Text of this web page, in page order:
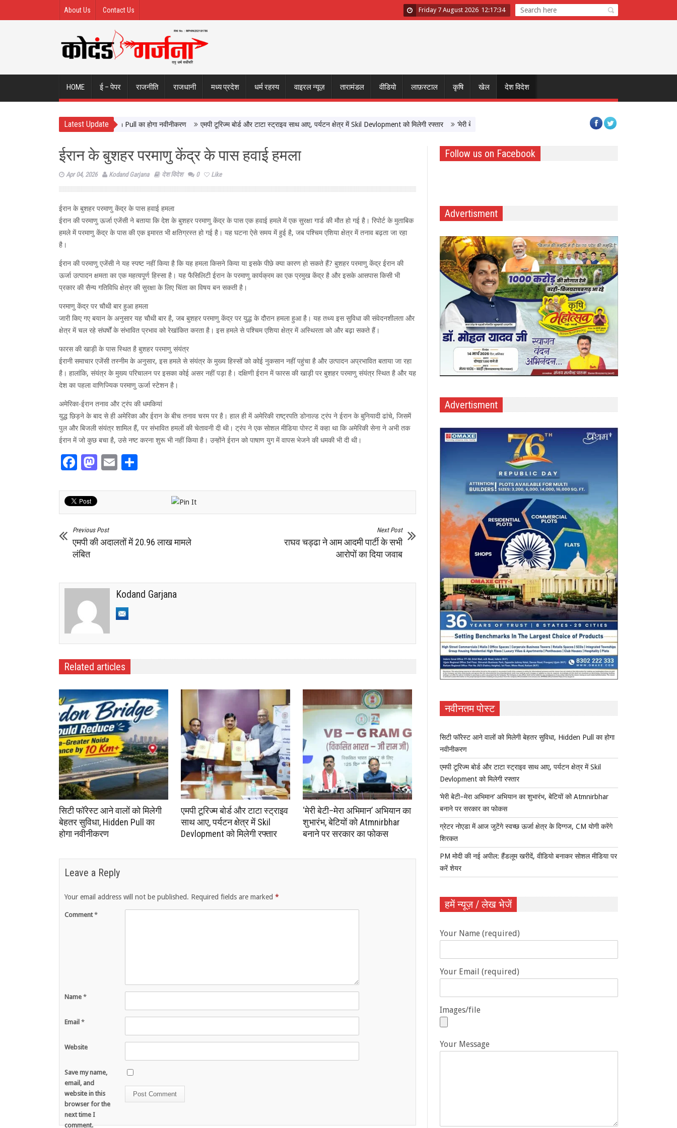
About Us Contact Us Friday 7 August 2026 12:17:34
HOME ई – पेपर राजनीति राजधानी मध्य प्रदेश धर्म रहस्य वाइरल न्यूज़ तारामंडल वीडियो लाफ़स्टाल कृषि खेल देश विदेश
Latest Update
वालों को मिलेगी बेहतर सुविधा, Hidden Pull का होगा नवीनीकरण एमपी टूरिज्म बोर्ड और टाटा स्ट्राइव साथ आए, पर्यटन क्षेत्र में Skil Devlopment को मिलेगी रफ्तार ‘मेरी बेटी–मेरा अभिमान’ अभियान का शुभारंभ, बेटियों को Atmnirbhar बनाने पर सरकार का फोकस
ईरान के बुशहर परमाणु केंद्र के पास हवाई हमला
Apr 04, 2026 Kodand Garjana देश विदेश 0 Like
ईरान के बुशहर परमाणु केंद्र के पास हवाई हमला
ईरान की परमाणु ऊर्जा एजेंसी ने बताया कि देश के बुशहर परमाणु केंद्र के पास एक हवाई हमले में एक सुरक्षा गार्ड की मौत हो गई है। रिपोर्ट के मुताबिक
हमले में परमाणु केंद्र के पास की एक इमारत भी क्षतिग्रस्त हो गई है। यह घटना ऐसे समय में हुई है, जब पश्चिम एशिया क्षेत्र में तनाव बढ़ता जा रहा
है।
ईरान की परमाणु एजेंसी ने यह स्पष्ट नहीं किया है कि यह हमला किसने किया या इसके पीछे क्या कारण हो सकते हैं? बुशहर परमाणु केंद्र ईरान की
ऊर्जा उत्पादन क्षमता का एक महत्वपूर्ण हिस्सा है। यह फैसिलिटी ईरान के परमाणु कार्यक्रम का एक प्रमुख केंद्र है और इसके आसपास किसी भी
प्रकार की सैन्य गतिविधि क्षेत्र की सुरक्षा के लिए चिंता का विषय बन सकती है।
परमाणु केंद्र पर चौथी बार हुआ हमला
जारी किए गए बयान के अनुसार यह चौथी बार है, जब बुशहर परमाणु केंद्र पर युद्ध के दौरान हमला हुआ है। यह तथ्य इस सुविधा की संवेदनशीलता और
क्षेत्र में चल रहे संघर्षों के संभावित प्रभाव को रेखांकित करता है। इस हमले से पश्चिम एशिया क्षेत्र में अस्थिरता को और बढ़ा सकते हैं।
फारस की खाड़ी के पास स्थित है बुशहर परमाणु संयंत्र
ईरानी समाचार एजेंसी तस्नीम के अनुसार, इस हमले से संयंत्र के मुख्य हिस्सों को कोई नुकसान नहीं पहुंचा है और उत्पादन अप्रभावित बताया जा रहा
है। हालांकि, संयंत्र के मुख्य परिचालन पर इसका कोई असर नहीं पड़ा है। दक्षिणी ईरान में फारस की खाड़ी पर बुशहर परमाणु संयंत्र स्थित है और यह
देश का पहला वाणिज्यिक परमाणु ऊर्जा स्टेशन है।
अमेरिका-ईरान तनाव और ट्रंप की धमकियां
युद्ध छिड़ने के बाद से ही अमेरिका और ईरान के बीच तनाव चरम पर है। हाल ही में अमेरिकी राष्ट्रपति डोनाल्ड ट्रंप ने ईरान के बुनियादी ढांचे, जिसमें
पुल और बिजली संयंत्र शामिल हैं, पर संभावित हमलों की चेतावनी दी थी। ट्रंप ने एक सोशल मीडिया पोस्ट में कहा था कि अमेरिकी सेना ने अभी तक
ईरान में जो कुछ बचा है, उसे नष्ट करना शुरू भी नहीं किया है। उन्होंने ईरान को पाषाण युग में वापस भेजने की धमकी भी दी थी।
Facebook
Mastodon
Email
Previous Post
एमपी की अदालतों में 20.96 लाख मामले
लंबित
Next Post
राघव चड्ढा ने आम आदमी पार्टी के सभी
आरोपों का दिया जवाब
Kodand Garjana
Related articles
सिटी फॉरेस्ट आने वालों को मिलेगी
बेहतर सुविधा, Hidden Pull का
होगा नवीनीकरण
एमपी टूरिज्म बोर्ड और टाटा स्ट्राइव
साथ आए, पर्यटन क्षेत्र में Skil
Devlopment को मिलेगी रफ्तार
‘मेरी बेटी–मेरा अभिमान’ अभियान का
शुभारंभ, बेटियों को Atmnirbhar
बनाने पर सरकार का फोकस
Leave a Reply
Your email address will not be published. Required fields are marked *
Comment*
Name *
Email *
Website
Save my name,
email, and
website in this
browser for the
next time I
comment.
Follow us on Facebook
Advertisment
Advertisment
नवीनतम पोस्ट
सिटी फॉरेस्ट आने वालों को मिलेगी बेहतर सुविधा, Hidden Pull का होगा
नवीनीकरण
एमपी टूरिज्म बोर्ड और टाटा स्ट्राइव साथ आए, पर्यटन क्षेत्र में Skil
Devlopment को मिलेगी रफ्तार
‘मेरी बेटी–मेरा अभिमान’ अभियान का शुभारंभ, बेटियों को Atmnirbhar
बनाने पर सरकार का फोकस
ग्रेटर नोएडा में आज जुटेंगे स्वच्छ ऊर्जा क्षेत्र के दिग्गज, CM योगी करेंगे
शिरकत
PM मोदी की नई अपील: हैंडलूम खरीदें, वीडियो बनाकर सोशल मीडिया पर
करें शेयर
हमें न्यूज़ / लेख भेजें
Your Name (required)
Your Email (required)
Images/file
Your Message